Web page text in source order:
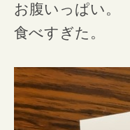
お腹いっぱい。
食べすぎた。